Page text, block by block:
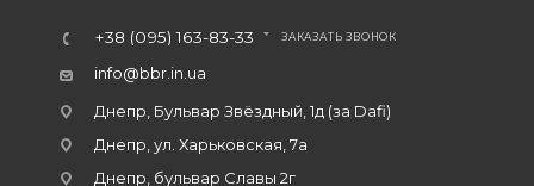
+38 (095) 163-83-33 ЗАКАЗАТЬ ЗВОНОК
info@bbr.in.ua
Днепр, Бульвар Звёздный, 1д (за Dafi)
Днепр, ул. Харьковская, 7а
Днепр, бульвар Славы 2г